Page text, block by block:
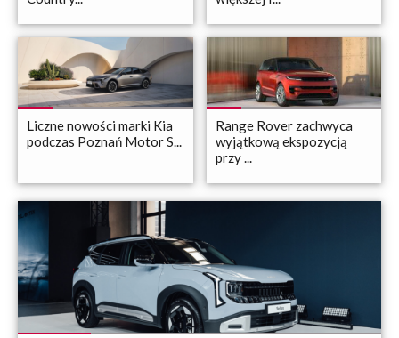
Liczne nowości marki Kia
podczas Poznań Motor S...
Range Rover zachwyca
wyjątkową ekspozycją
przy ...